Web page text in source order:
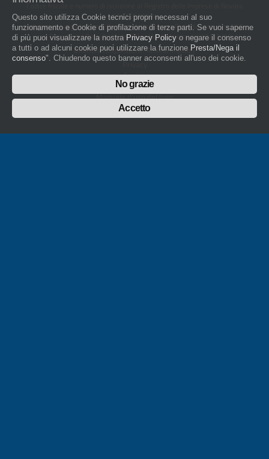
Codice fiscale e numero di iscrizione al Registro delle Imprese di Novara
01436930034
artigiani.it è registrato nel Registro della Stampa Periodica con il nr. 562
con Decreto del Presidente del Tribunale di Novara del 07/03/13
Direttore Responsabile: Amleto Impaloni
Privacy
Cookie
Whistleblowing
Manuale d'uso del logo
Policy sulla Parità di genere
Questo sito utilizza Cookie tecnici propri necessari al suo
funzionamento e Cookie di profilazione di terze parti. Se vuoi saperne
di più puoi visualizzare la nostra Privacy Policy o negare il consenso
a tutti o ad alcuni cookie puoi utilizzare la funzione Presta/Nega il
consenso". Chiudendo questo banner acconsenti all'uso dei cookie.
No grazie
Accetto